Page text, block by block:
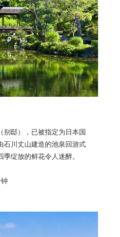
别邸），已被指定为日本国
石川丈山建造的池泉回游式
绽放的鲜花令人迷醉。